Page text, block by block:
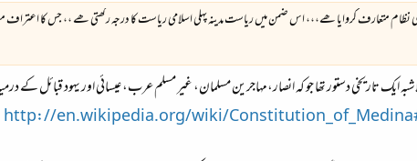
متعارف کروایا ھے،،، اس ضمن میں ریاست مدینہ پہلی اسلامی ریاست کا درجہ رکھتی ھے ،، جس کا
ایک تاریخی دستور تھا جو کہ انصار،مہاجرین مسلمان، غیر مسلم عرب، عیسائی اور یہود قبائل کے
http://en.wikipedia.org/wiki/